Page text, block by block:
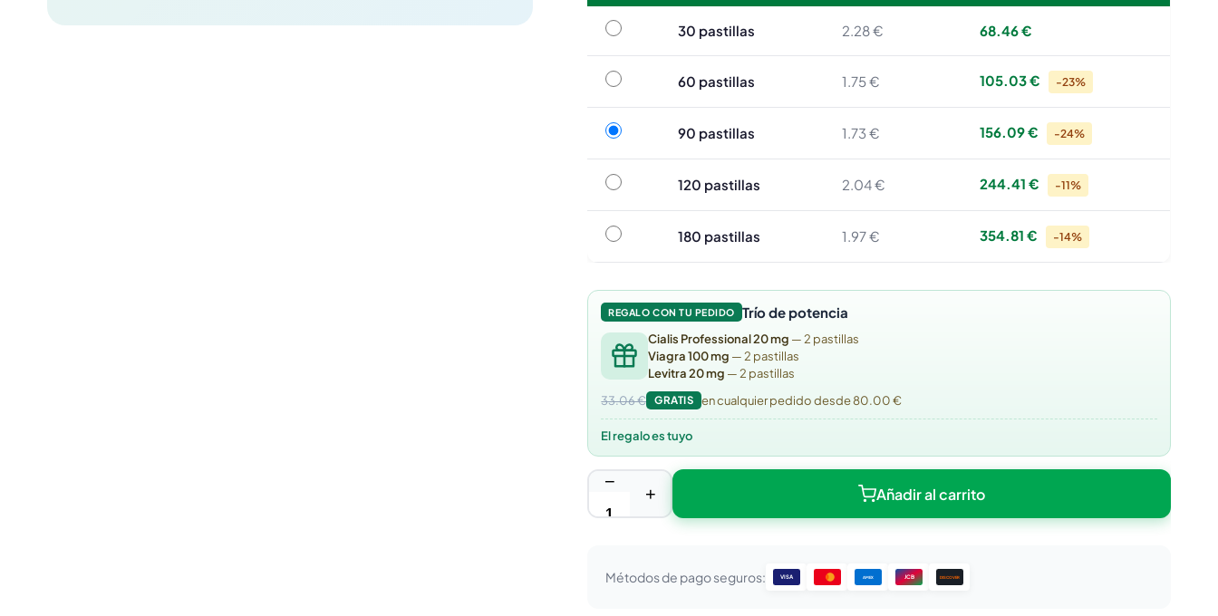
30 pastillas30 pastillas 2.28 € 68.46 €
60 pastillas60 pastillas 1.75 € 105.03 € -23%
90 pastillas90 pastillas 1.73 € 156.09 € -24%
120 pastillas120 pastillas 2.04 € 244.41 € -11%
180 pastillas180 pastillas 1.97 € 354.81 € -14%
REGALO CON TU PEDIDO Trío de potencia
Cialis Professional 20 mg — 2 pastillas
Viagra 100 mg — 2 pastillas
Levitra 20 mg — 2 pastillas
33.06 €
GRATIS en cualquier pedido desde 80.00 €
El regalo es tuyo
−
+ Añadir al carrito
Métodos de pago seguros: VISA AMEX JCB DISCOVER